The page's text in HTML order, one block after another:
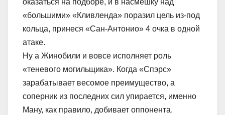
оказаться на подборе, и в насмешку над
«большими» «Кливленда» поразил цель из-под
кольца, принеся «Сан-Антонио» 4 очка в одной
атаке.
Ну а Жинобили и вовсе исполняет роль
«теневого могильщика». Когда «Спэрс»
зарабатывает весомое преимущество, а
соперник из последних сил упирается, именно
Ману, как правило, добивает оппонента.